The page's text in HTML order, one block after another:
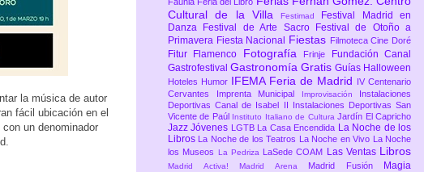
la música de autor
fácil ubicación en el
un denominador
Cultural de la VillaFestimad
Festival Madrid en
Danza
Festival de Arte Sacro
Festival de Otoño a
Primavera Fiesta Nacional Fiestas Filmoteca Cine Doré
Fitur Flamenco Fotografía Frinje
Fundación Canal
Gastrofestival Gastronomía Gratis Guías Halloween
Hoteles Humor IFEMA Feria de Madrid
IV Centenario
Cervantes
Imprenta Municipal Improvisación
Instalaciones
Deportivas Canal de Isabel II
Instalaciones Deportivas San
Vicente de Paúl
Instituto Italiano de CulturaJardín El Capricho
JazzJóvenes LGTB La Casa Encendida La Noche de los
Libros
La Noche de los Teatros La Noche en Vivo
La Noche
los Museos
La Pedriza LaSede COAM Las Ventas Libros
Madrid Activa! Madrid Arena Madrid Fusión Magia